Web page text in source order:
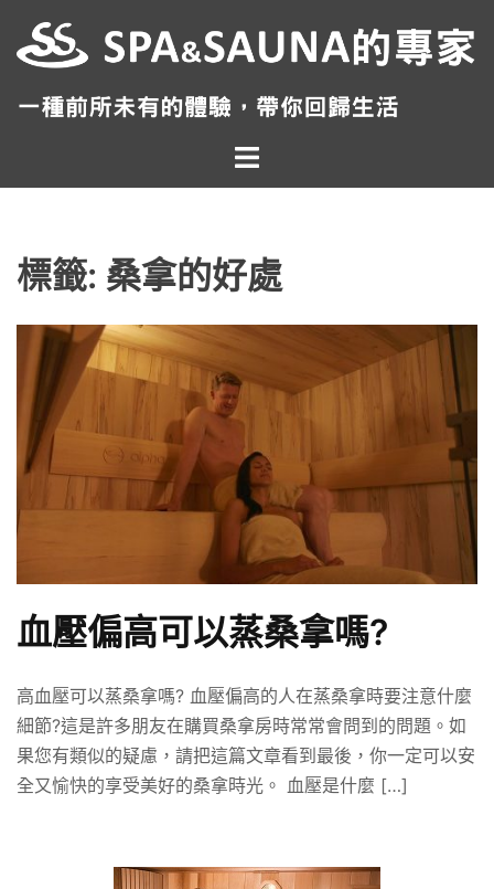
至
Toggle
menu
標籤: 桑拿的好處
血壓偏高可以蒸桑拿嗎?
高血壓可以蒸桑拿嗎? 血壓偏高的人在蒸桑拿時要注意什麼
細節?這是許多朋友在購買桑拿房時常常會問到的問題。如
果您有類似的疑慮，請把這篇文章看到最後，你一定可以安
全又愉快的享受美好的桑拿時光。 血壓是什麼 […]